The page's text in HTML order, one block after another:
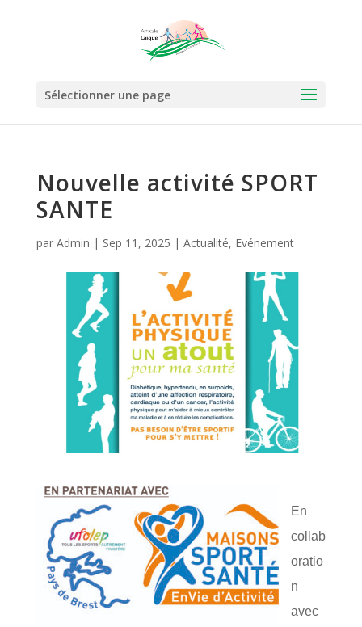
Sélectionner une page
Nouvelle activité SPORT
SANTE
par Admin | Sep 11, 2025 | Actualité, Evénement
En
collab
oratio
n
avec